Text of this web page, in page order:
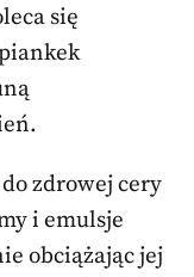
się
zdrowej cery
i emulsje
obciążając jej